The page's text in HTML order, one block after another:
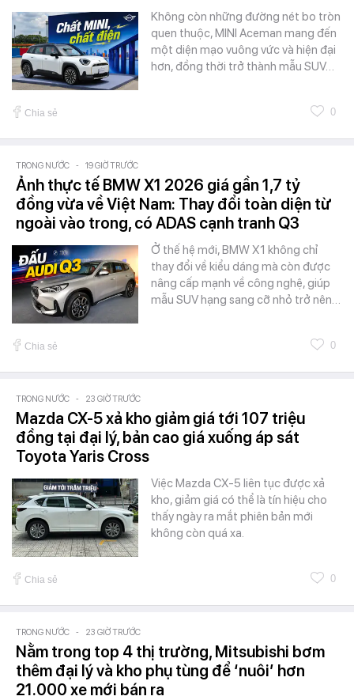
Không còn những đường nét bo tròn
quen thuộc, MINI Aceman mang đến
một diện mạo vuông vức và hiện đại
hơn, đồng thời trở thành mẫu SUV…
Chia sẻ 0
TRONG NƯỚC - 19 GIỜ TRƯỚC
Ảnh thực tế BMW X1 2026 giá gần 1,7 tỷ
đồng vừa về Việt Nam: Thay đổi toàn diện từ
ngoài vào trong, có ADAS cạnh tranh Q3
Ở thế hệ mới, BMW X1 không chỉ
thay đổi về kiểu dáng mà còn được
nâng cấp mạnh về công nghệ, giúp
mẫu SUV hạng sang cỡ nhỏ trở nên…
Chia sẻ 0
TRONG NƯỚC - 23 GIỜ TRƯỚC
Mazda CX-5 xả kho giảm giá tới 107 triệu
đồng tại đại lý, bản cao giá xuống áp sát
Toyota Yaris Cross
Việc Mazda CX-5 liên tục được xả
kho, giảm giá có thể là tín hiệu cho
thấy ngày ra mắt phiên bản mới
không còn quá xa.
Chia sẻ 0
TRONG NƯỚC - 23 GIỜ TRƯỚC
Nằm trong top 4 thị trường, Mitsubishi bơm
thêm đại lý và kho phụ tùng để ‘nuôi’ hơn
21.000 xe mới bán ra